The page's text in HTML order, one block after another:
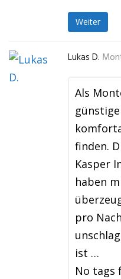
Weiter
Lukas D.
Als
finden.
Kasper
haben
pro
ist …
No tags